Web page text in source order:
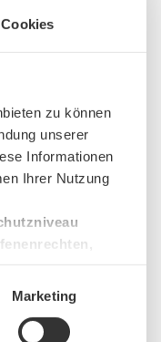
zu können
unserer
Informationen
Ihrer Nutzung
ist freiwillig und
Marketing